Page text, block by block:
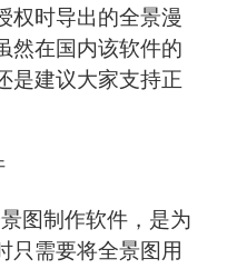
权时导出的全景漫
然在国内该软件的
是建议大家支持正
图制作软件，是为
只需要将全景图用